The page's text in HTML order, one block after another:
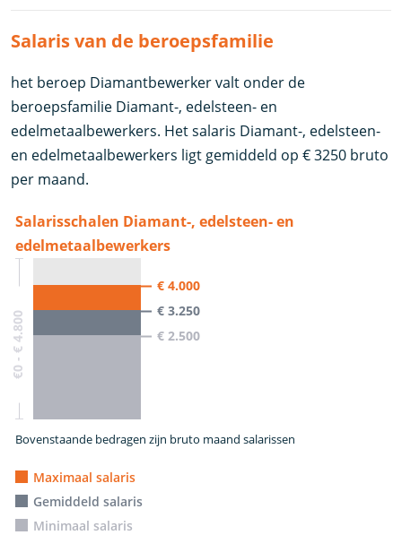
Salaris van de beroepsfamilie
het beroep Diamantbewerker valt onder de
beroepsfamilie Diamant-, edelsteen- en
edelmetaalbewerkers. Het salaris Diamant-, edelsteen-
en edelmetaalbewerkers ligt gemiddeld op € 3250 bruto
per maand.
Salarisschalen Diamant-, edelsteen- en
edelmetaalbewerkers
€0 - € 4.800
€ 4.000
€ 3.250
€ 2.500
Bovenstaande bedragen zijn bruto maand salarissen
Maximaal salaris
Gemiddeld salaris
Minimaal salaris